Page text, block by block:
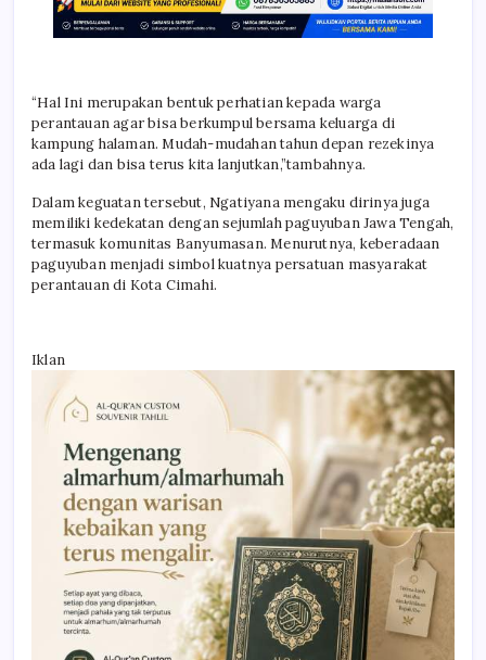
“Hal Ini merupakan bentuk perhatian kepada warga
perantauan agar bisa berkumpul bersama keluarga di
kampung halaman. Mudah-mudahan tahun depan rezekinya
ada lagi dan bisa terus kita lanjutkan,”tambahnya.
Dalam keguatan tersebut, Ngatiyana mengaku dirinya juga
memiliki kedekatan dengan sejumlah paguyuban Jawa Tengah,
termasuk komunitas Banyumasan. Menurutnya, keberadaan
paguyuban menjadi simbol kuatnya persatuan masyarakat
perantauan di Kota Cimahi.
Iklan